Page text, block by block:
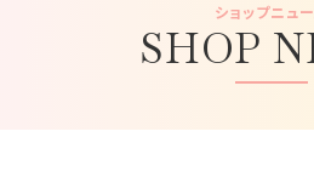
SHOP
ショップニュ